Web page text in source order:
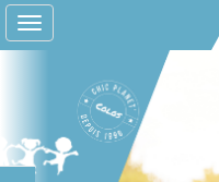
Toggle
navigation